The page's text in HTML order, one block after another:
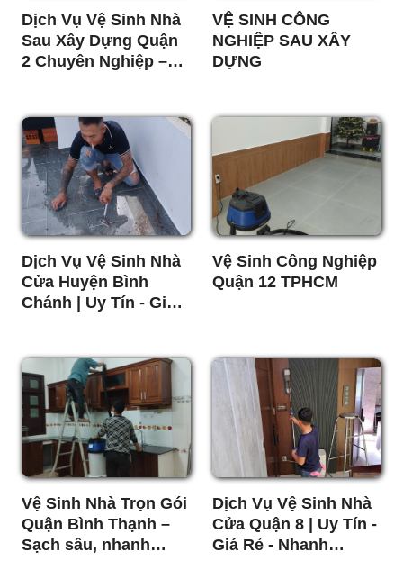
Dịch Vụ Vệ Sinh Nhà
Sau Xây Dựng Quận
2 Chuyên Nghiệp –
VỆ SINH CÔNG
NGHIỆP SAU XÂY
DỰNG
Dịch Vụ Vệ Sinh Nhà
Cửa Huyện Bình
Chánh | Uy Tín - Giá
Vệ Sinh Công Nghiệp
Quận 12 TPHCM
Vệ Sinh Nhà Trọn Gói
Quận Bình Thạnh –
Sạch sâu, nhanh
Dịch Vụ Vệ Sinh Nhà
Cửa Quận 8 | Uy Tín -
Giá Rẻ - Nhanh